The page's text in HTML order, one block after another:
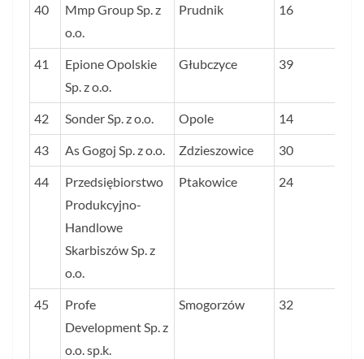
40
Mmp Group Sp. z
o.o.
Prudnik 16
41
Epione Opolskie
Sp. z o.o.
Głubczyce 39
42 Sonder Sp. z o.o. Opole 14
43 As Gogoj Sp. z o.o. Zdzieszowice 30
44
Przedsiębiorstwo
Produkcyjno-
Handlowe
Skarbiszów Sp. z
o.o.
Ptakowice 24
45
Profe
Development Sp. z
o.o. sp.k.
Smogorzów 32